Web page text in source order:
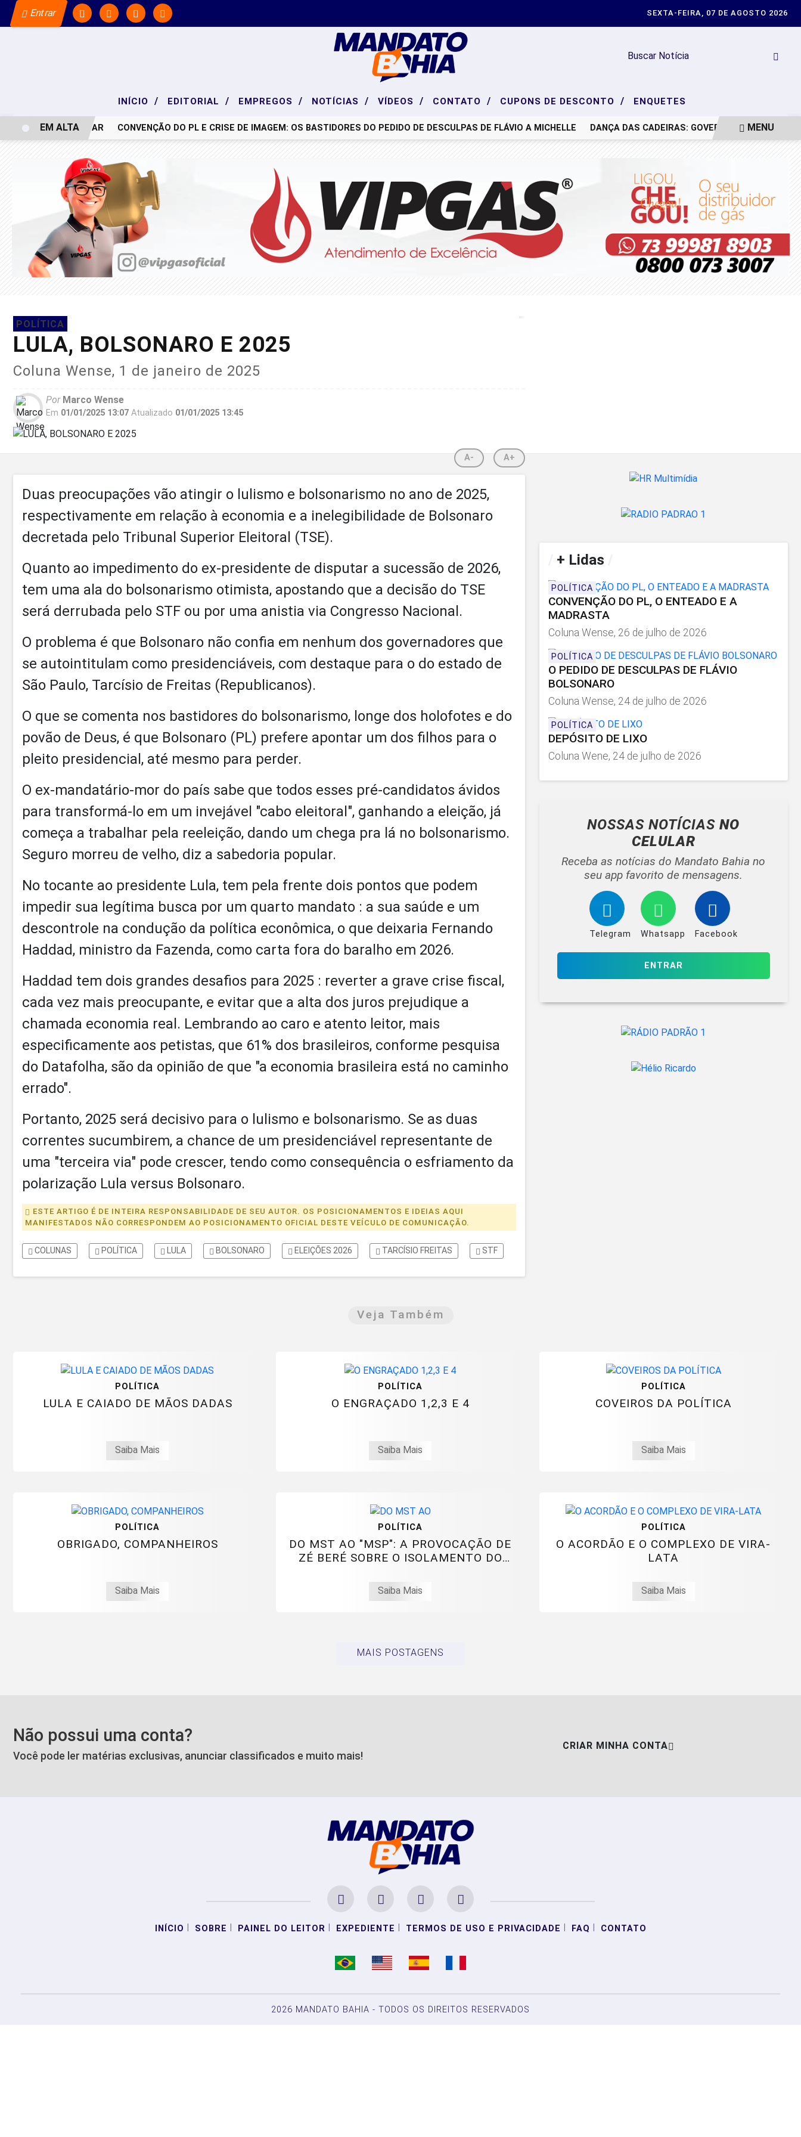
Entrar SEXTA-FEIRA, 07 DE AGOSTO 2026
INÍCIO / EDITORIAL / EMPREGOS / NOTÍCIAS / VÍDEOS / CONTATO / CUPONS DE DESCONTO / ENQUETES
NOTA DE PESAR CONVENÇÃO DO PL E CRISE DE IMAGEM: OS BASTIDORES DO PEDIDO DE DESCULPAS DE FLÁVIO A MICHELLE DANÇA DAS CADEIRAS: GOVERNO DA BAHIA
EM ALTA MENU
POLÍTICA
LULA, BOLSONARO E 2025
Coluna Wense, 1 de janeiro de 2025
PorMarco Wense
Em 01/01/2025 13:07 Atualizado 01/01/2025 13:45
A- A+
Duas preocupações vão atingir o lulismo e bolsonarismo no ano de 2025,
respectivamente em relação à economia e a inelegibilidade de Bolsonaro
decretada pelo Tribunal Superior Eleitoral (TSE).
Quanto ao impedimento do ex-presidente de disputar a sucessão de 2026,
tem uma ala do bolsonarismo otimista, apostando que a decisão do TSE
será derrubada pelo STF ou por uma anistia via Congresso Nacional.
O problema é que Bolsonaro não confia em nenhum dos governadores que
se autointitulam como presidenciáveis, com destaque para o do estado de
São Paulo, Tarcísio de Freitas (Republicanos).
O que se comenta nos bastidores do bolsonarismo, longe dos holofotes e do
povão de Deus, é que Bolsonaro (PL) prefere apontar um dos filhos para o
pleito presidencial, até mesmo para perder.
O ex-mandatário-mor do país sabe que todos esses pré-candidatos ávidos
para transformá-lo em um invejável "cabo eleitoral", ganhando a eleição, já
começa a trabalhar pela reeleição, dando um chega pra lá no bolsonarismo.
Seguro morreu de velho, diz a sabedoria popular.
No tocante ao presidente Lula, tem pela frente dois pontos que podem
impedir sua legítima busca por um quarto mandato : a sua saúde e um
descontrole na condução da política econômica, o que deixaria Fernando
Haddad, ministro da Fazenda, como carta fora do baralho em 2026.
Haddad tem dois grandes desafios para 2025 : reverter a grave crise fiscal,
cada vez mais preocupante, e evitar que a alta dos juros prejudique a
chamada economia real. Lembrando ao caro e atento leitor, mais
especificamente aos petistas, que 61% dos brasileiros, conforme pesquisa
do Datafolha, são da opinião de que "a economia brasileira está no caminho
errado".
Portanto, 2025 será decisivo para o lulismo e bolsonarismo. Se as duas
correntes sucumbirem, a chance de um presidenciável representante de
uma "terceira via" pode crescer, tendo como consequência o esfriamento da
polarização Lula versus Bolsonaro.
ESTE ARTIGO É DE INTEIRA RESPONSABILIDADE DE SEU AUTOR. OS POSICIONAMENTOS E IDEIAS AQUI
MANIFESTADOS NÃO CORRESPONDEM AO POSICIONAMENTO OFICIAL DESTE VEÍCULO DE COMUNICAÇÃO.
COLUNAS POLÍTICA LULA BOLSONARO ELEIÇÕES 2026 TARCÍSIO FREITAS STF
+ Lidas
POLÍTICA
CONVENÇÃO DO PL, O ENTEADO E A
MADRASTA
Coluna Wense, 26 de julho de 2026
POLÍTICA
O PEDIDO DE DESCULPAS DE FLÁVIO
BOLSONARO
Coluna Wense, 24 de julho de 2026
POLÍTICA
DEPÓSITO DE LIXO
Coluna Wene, 24 de julho de 2026
NOSSAS NOTÍCIASNO
CELULAR
Receba as notícias do Mandato Bahia no
seu app favorito de mensagens.
Telegram Whatsapp Facebook
ENTRAR
Veja Também
POLÍTICA
LULA E CAIADO DE MÃOS DADAS
Saiba Mais
POLÍTICA
O ENGRAÇADO 1,2,3 E 4
Saiba Mais
POLÍTICA
COVEIROS DA POLÍTICA
Saiba Mais
POLÍTICA
OBRIGADO, COMPANHEIROS
Saiba Mais
POLÍTICA
DO MST AO "MSP": A PROVOCAÇÃO DE
ZÉ BERÉ SOBRE O ISOLAMENTO DO
Saiba Mais
POLÍTICA
O ACORDÃO E O COMPLEXO DE VIRA-
LATA
Saiba Mais
MAIS POSTAGENS
Não possui uma conta?
Você pode ler matérias exclusivas, anunciar classificados e muito mais!
CRIAR MINHA CONTA
INÍCIO SOBRE PAINEL DO LEITOR EXPEDIENTE TERMOS DE USO E PRIVACIDADE FAQ CONTATO
2026 MANDATO BAHIA - TODOS OS DIREITOS RESERVADOS